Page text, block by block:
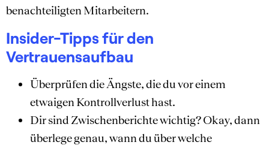
benachteiligten Mitarbeitern.
Insider-Tipps für den
Vertrauensaufbau
Überprüfen die Ängste, die du vor einem
etwaigen Kontrollverlust hast.
Dir sind Zwischenberichte wichtig? Okay, dann
überlege genau, wann du über welche